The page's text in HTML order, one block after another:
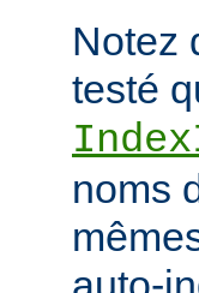
Notez
testé
noms